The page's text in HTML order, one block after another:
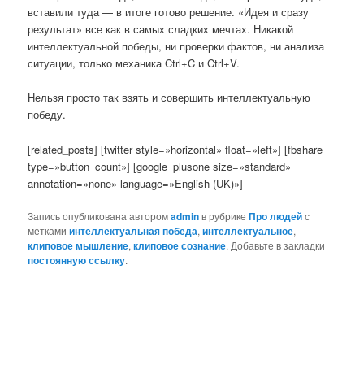
вставили туда — в итоге готово решение. «Идея и сразу
результат» все как в самых сладких мечтах. Никакой
интеллектуальной победы, ни проверки фактов, ни анализа
ситуации, только механика Ctrl+C и Ctrl+V.
Нельзя просто так взять и совершить интеллектуальную
победу.
[related_posts] [twitter style=»horizontal» float=»left»] [fbshare
type=»button_count»] [google_plusone size=»standard»
annotation=»none» language=»English (UK)»]
Запись опубликована авторомadminв рубрикеПро людейс
меткамиинтеллектуальная победа,интеллектуальное,
клиповое мышление,клиповое сознание. Добавьте в закладки
постоянную ссылку.